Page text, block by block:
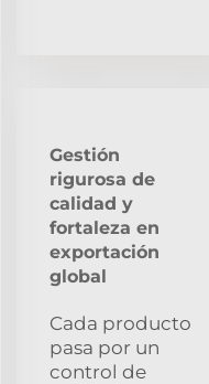
Gestión
rigurosa de
calidad y
fortaleza en
exportación
global
Cada producto
pasa por un
control de